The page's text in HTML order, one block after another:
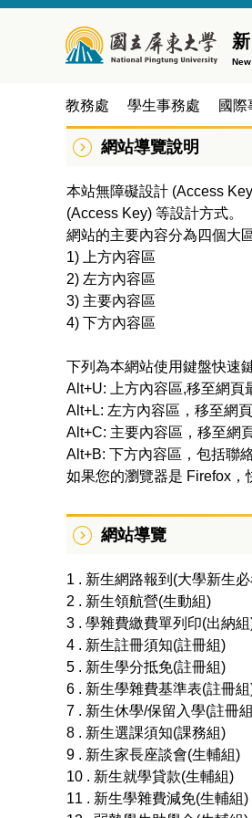
教務處 學生事務處 國際
網站導覽說明
本站無障礙設計 (Access
(Access Key) 等設計方式。
網站的主要內容分為四個大
1) 上方內容區
2) 左方內容區
3) 主要內容區
4) 下方內容區
下列為本網站使用鍵盤快速
Alt+U: 上方內容區,移至網頁
Alt+L: 左方內容區，移至網
Alt+C: 主要內容區，移至網
Alt+B: 下方內容區，包括聯
如果您的瀏覽器是 Firefox，
網站導覽
1 . 新生網路報到(大學新生
2 . 新生領航營(生動組)
3 . 學雜費繳費單列印(出納
4 . 新生註冊須知(註冊組)
5 . 新生學分抵免(註冊組)
6 . 新生學雜費基準表(註冊
7 . 新生休學/保留入學(註冊
8 . 新生選課須知(課務組)
9 . 新生家長座談會(生輔組)
10 . 新生就學貸款(生輔組)
11 . 新生學雜費減免(生輔組)